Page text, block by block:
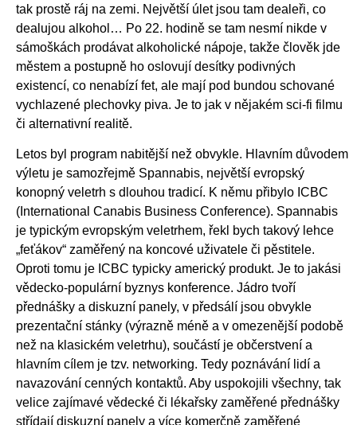
tak prostě ráj na zemi. Největší úlet jsou tam dealeři, co
dealujou alkohol… Po 22. hodině se tam nesmí nikde v
sámoškách prodávat alkoholické nápoje, takže člověk jde
městem a postupně ho oslovují desítky podivných
existencí, co nenabízí fet, ale mají pod bundou schované
vychlazené plechovky piva. Je to jak v nějakém sci-fi filmu
či alternativní realitě.
Letos byl program nabitější než obvykle. Hlavním důvodem
výletu je samozřejmě Spannabis, největší evropský
konopný veletrh s dlouhou tradicí. K němu přibylo ICBC
(International Canabis Business Conference). Spannabis
je typickým evropským veletrhem, řekl bych takový lehce
„feťákov“ zaměřený na koncové uživatele či pěstitele.
Oproti tomu je ICBC typicky americký produkt. Je to jakási
vědecko-populární byznys konference. Jádro tvoří
přednášky a diskuzní panely, v předsálí jsou obvykle
prezentační stánky (výrazně méně a v omezenější podobě
než na klasickém veletrhu), součástí je občerstvení a
hlavním cílem je tzv. networking. Tedy poznávání lidí a
navazování cenných kontaktů. Aby uspokojili všechny, tak
velice zajímavé vědecké či lékařsky zaměřené přednášky
střídají diskuzní panely a více komerčně zaměřené